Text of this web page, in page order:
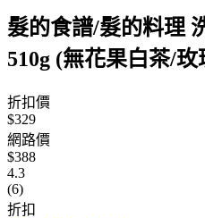
髮的食譜/髮的料理
510g (無花果白茶/
折扣價
$329
網路價
$388
4.3
(6)
折扣